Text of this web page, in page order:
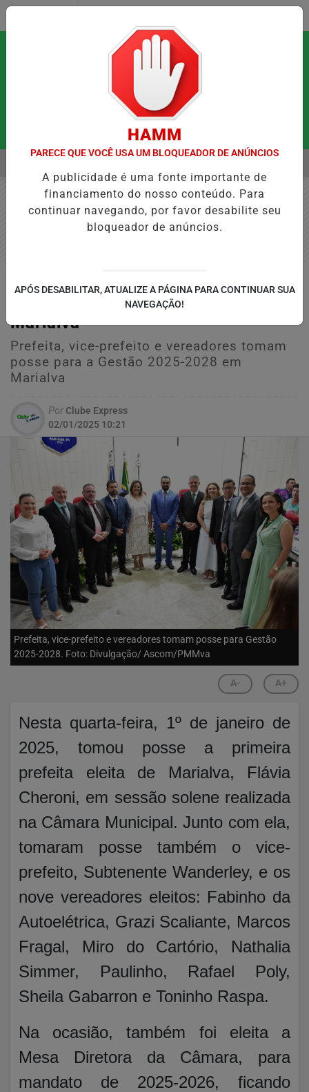
EM ALTA
GERAL
Posse do executivo e legislativo de
Marialva
Prefeita, vice-prefeito e vereadores tomam
posse para a Gestão 2025-2028 em
Marialva
Por Clube Express
02/01/2025 10:21
Prefeita, vice-prefeito e vereadores tomam posse para Gestão
2025-2028. Foto: Divulgação/ Ascom/PMMva
A- A+
Nesta quarta-feira, 1º de janeiro de
2025, tomou posse a primeira
prefeita eleita de Marialva, Flávia
Cheroni, em sessão solene realizada
na Câmara Municipal. Junto com ela,
tomaram posse também o vice-
prefeito, Subtenente Wanderley, e os
nove vereadores eleitos: Fabinho da
Autoelétrica, Grazi Scaliante, Marcos
Fragal, Miro do Cartório, Nathalia
Simmer, Paulinho, Rafael Poly,
Sheila Gabarron e Toninho Raspa.
Na ocasião, também foi eleita a
Mesa Diretora da Câmara, para
mandato de 2025-2026, ficando
HAMM
PARECE QUE VOCÊ USA UM BLOQUEADOR DE ANÚNCIOS
A publicidade é uma fonte importante de
financiamento do nosso conteúdo. Para
continuar navegando, por favor desabilite seu
bloqueador de anúncios.
APÓS DESABILITAR, ATUALIZE A PÁGINA PARA CONTINUAR SUA
NAVEGAÇÃO!